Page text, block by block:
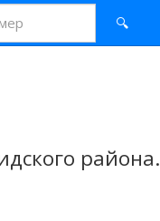
🔍
района.